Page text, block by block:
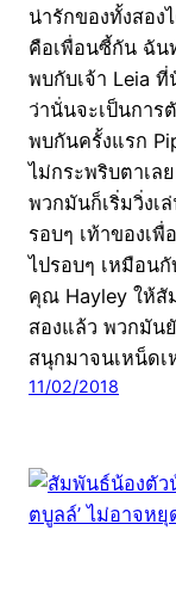
น่ารักของทั้งสอ
คือเพื่อนซี้กัน ฉัน
พบกับเจ้า Leia
ว่านั่นจะเป็นการ
พบกันครั้งแรก
ไม่กระพริบตาเ
พวกมันก็เริ่มวิ่งเ
รอบๆ เท้าของเ
ไปรอบๆ เหมือน
คุณ Hayley ให้
สองแล้ว พวกมัน
สนุกมาจนเหน็ดเ
11/02/2018